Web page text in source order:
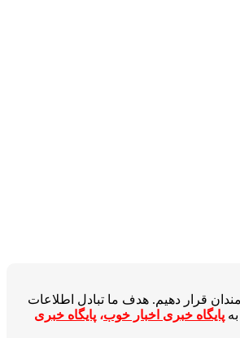
قرار دهیم. هدف ما تبادل اطلاعات
پایگاه خبری اخبار خوب، پایگاه خبری